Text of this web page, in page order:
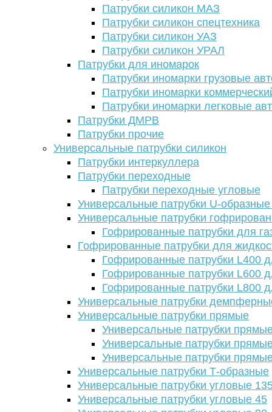
Патрубки силикон МАЗ
Патрубки силикон спецтехника
Патрубки силикон УАЗ
Патрубки силикон УРАЛ
Патрубки для иномарок
Патрубки иномарки грузовые
Патрубки иномарки
Патрубки иномарки легковые
Патрубки ДМРВ
Патрубки прочие
Универсальные патрубки силикон
Патрубки интеркуллера
Патрубки переходные
Патрубки переходные угловые
Универсальные патрубки U-
Универсальные патрубки
Гофрированные патрубки для
Гофрированные патрубки для
Гофрированные патрубки L400
Гофрированные патрубки L600
Гофрированные патрубки L800
Универсальные патрубки
Универсальные патрубки прямые
Универсальные патрубки
Универсальные патрубки
Универсальные патрубки
Универсальные патрубки Т-образные
Универсальные патрубки угловые
Универсальные патрубки угловые 45